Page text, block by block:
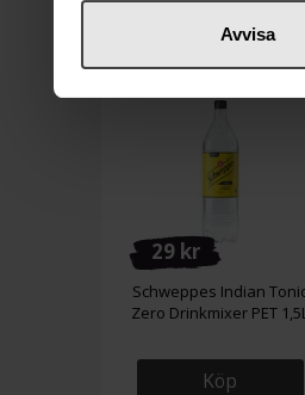
Avvisa
29 kr
Schweppes Indian
Zero Drinkmixer PET
Köp